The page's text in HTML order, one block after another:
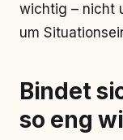
wichtig – nicht
um
Bindet
so eng